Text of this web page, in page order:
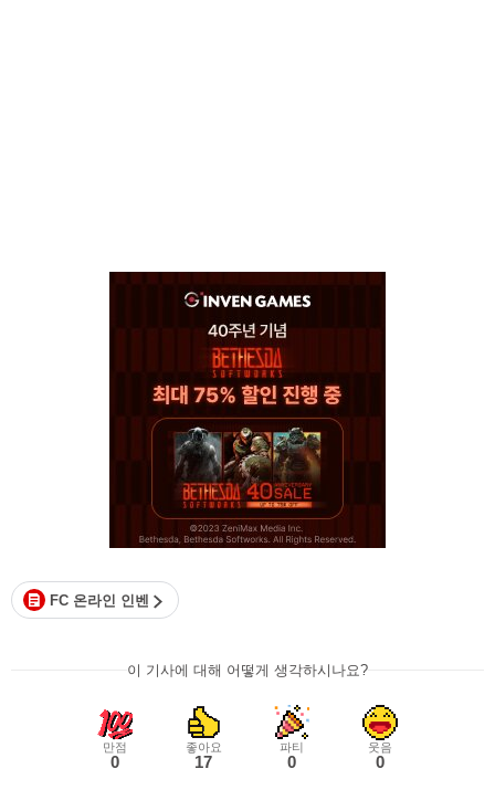
FC 온라인 인벤
이 기사에 대해 어떻게 생각하시나요?
만점
0
좋아요
17
파티
0
웃음
0